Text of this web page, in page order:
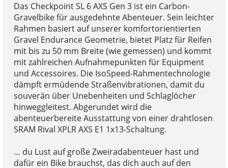
Das Checkpoint SL 6 AXS Gen 3 ist ein Carbon-
Gravelbike für ausgedehnte Abenteuer. Sein leichter
Rahmen basiert auf unserer komfortorientierten
Gravel Endurance Geometrie, bietet Platz für Reifen
mit bis zu 50 mm Breite (wie gemessen) und kommt
mit zahlreichen Aufnahmepunkten für Equipment
und Accessoires. Die IsoSpeed-Rahmentechnologie
dämpft ermüdende Straßenvibrationen, damit du
souverän über Unebenheiten und Schlaglöcher
hinweggleitest. Abgerundet wird die
abenteuerbereite Ausstattung von einer drahtlosen
SRAM Rival XPLR AXS E1 1x13-Schaltung.
… du Lust auf große Zweiradabenteuer hast und
dafür ein Bike brauchst, das dich auch auf den